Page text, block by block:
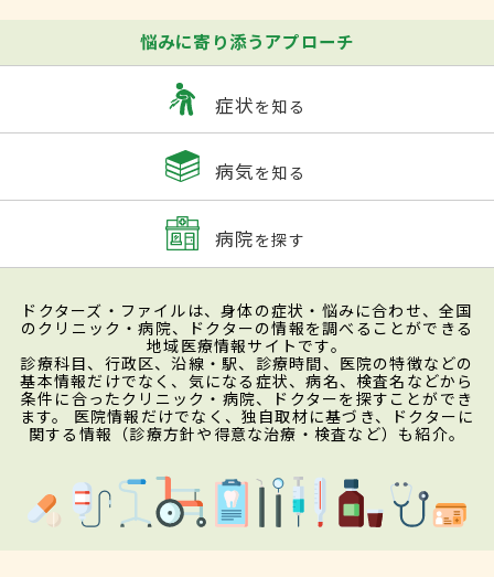
悩みに寄り添うアプローチ
症状を知る
病気を知る
病院を探す
ドクターズ・ファイルは、身体の症状・悩みに合わせ、全国
のクリニック・病院、ドクターの情報を調べることができる
地域医療情報サイトです。
診療科目、行政区、沿線・駅、診療時間、医院の特徴などの
基本情報だけでなく、気になる症状、病名、検査名などから
条件に合ったクリニック・病院、ドクターを探すことができ
ます。 医院情報だけでなく、独自取材に基づき、ドクターに
関する情報（診療方針や得意な治療・検査など）も紹介。